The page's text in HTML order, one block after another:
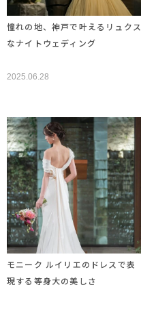
憧れの地、神戸で叶えるリュクス
なナイトウェディング
2025.06.28
モニーク ルイリエのドレスで表
現する等身大の美しさ